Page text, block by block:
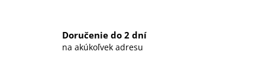
v
k
Doručenie do 2 dní
na akúkoľvek adresu